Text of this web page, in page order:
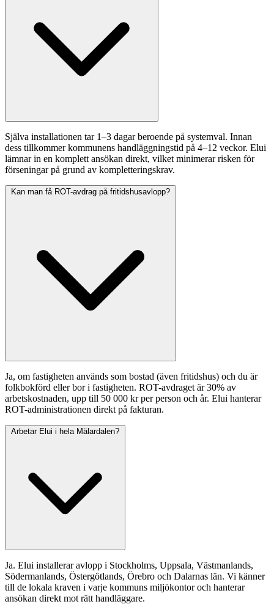
Själva installationen tar 1–3 dagar beroende på systemval. Innan
dess tillkommer kommunens handläggningstid på 4–12 veckor. Elui
lämnar in en komplett ansökan direkt, vilket minimerar risken för
förseningar på grund av kompletteringskrav.
Kan man få ROT-avdrag på fritidshusavlopp?
Ja, om fastigheten används som bostad (även fritidshus) och du är
folkbokförd eller bor i fastigheten. ROT-avdraget är 30% av
arbetskostnaden, upp till 50 000 kr per person och år. Elui hanterar
ROT-administrationen direkt på fakturan.
Arbetar Elui i hela Mälardalen?
Ja. Elui installerar avlopp i Stockholms, Uppsala, Västmanlands,
Södermanlands, Östergötlands, Örebro och Dalarnas län. Vi känner
till de lokala kraven i varje kommuns miljökontor och hanterar
ansökan direkt mot rätt handläggare.